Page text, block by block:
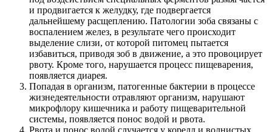
и продвигается к желудку, где подвергается
дальнейшему расщеплению. Патологии зоба связаны с
воспалением желез, в результате чего происходит
выделение слизи, от которой питомец пытается
избавиться, приводя зоб в движение, а это провоцирует
рвоту. Кроме того, нарушается процесс пищеварения,
появляется диарея.
Попадая в организм, патогенные бактерии в процессе
жизнедеятельности отравляют организм, нарушают
микрофлору кишечника и работу пищеварительной
системы, появляется понос водой и рвота.
Рвота и понос водой случается у корелл и волнистых